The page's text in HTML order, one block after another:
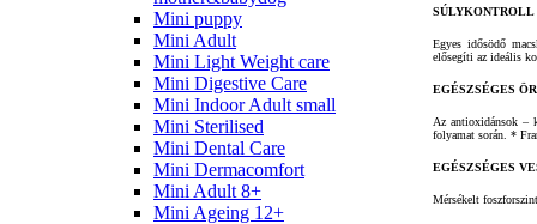
Mini puppy
Mini Adult
Mini Light Weight care
Mini Digestive Care
Mini Indoor Adult small
Mini Sterilised
Mini Dental Care
Mini Dermacomfort
Mini Adult 8+
Mini Ageing 12+
SÚLYKONTROLL
Egyes idősödő
elősegíti az ideális
EGÉSZSÉGES
Az antioxidánsok –
folyamat során. *
EGÉSZSÉGES
Mérsékelt